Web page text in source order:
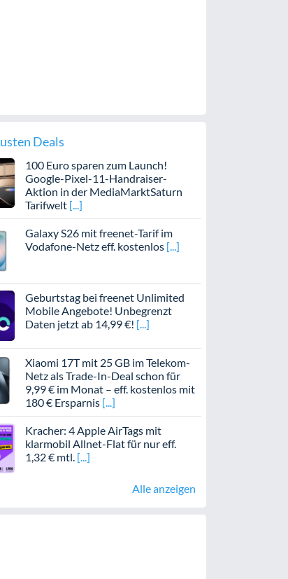
Deals
100 Euro sparen zum Launch!
Google-Pixel-11-Handraiser-
Aktion in der MediaMarktSaturn
Tarifwelt
Galaxy S26 mit freenet-Tarif im
Vodafone-Netz eff. kostenlos
Geburtstag bei freenet Unlimited
Mobile Angebote! Unbegrenzt
Daten jetzt ab 14,99 €!
Xiaomi 17T mit 25 GB im Telekom-
Netz als Trade-In-Deal schon für
9,99 € im Monat – eff. kostenlos mit
180 € Ersparnis
Kracher: 4 Apple AirTags mit
klarmobil Allnet-Flat für nur eff.
1,32 € mtl.
Alle anzeigen